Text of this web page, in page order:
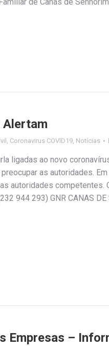
de Canas de
, Coronavirus COVID19, Notícias
ligadas ao novo
as autoridades.
autoridades competentes.
944 293) GNR CANAS
Empresas –